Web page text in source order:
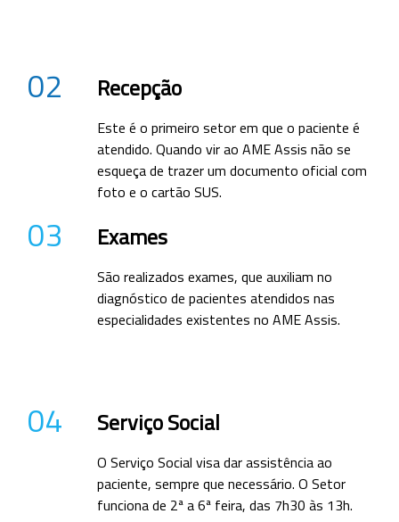
02 Recepção
Este é o primeiro setor em que o paciente é
atendido. Quando vir ao AME Assis não se
esqueça de trazer um documento oficial com
foto e o cartão SUS.
03 Exames
São realizados exames, que auxiliam no
diagnóstico de pacientes atendidos nas
especialidades existentes no AME Assis.
04 Serviço Social
O Serviço Social visa dar assistência ao
paciente, sempre que necessário. O Setor
funciona de 2ª a 6ª feira, das 7h30 às 13h.